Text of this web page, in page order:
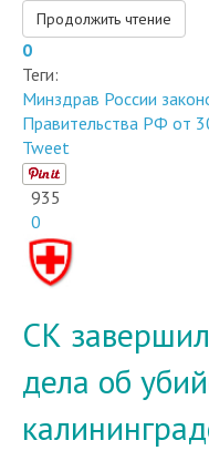
Продолжить чтение
0
Теги:
Минздрав России
Правительства РФ от
Tweet
935
0
СК
дела об